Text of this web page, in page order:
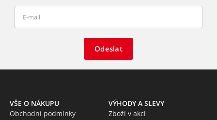
Odeslat
VŠE O NÁKUPU
Obchodní podmínky
VÝHODY A SLEVY
Zboží v akci